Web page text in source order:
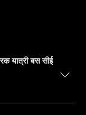
यात्री बस सीई